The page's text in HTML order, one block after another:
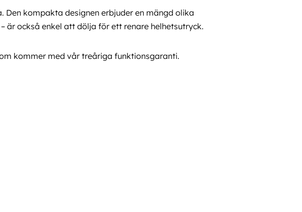
kompakta designen erbjuder en mängd olika
också enkel att dölja för ett renare helhetsutryck.
kommer med vår treåriga funktionsgaranti.